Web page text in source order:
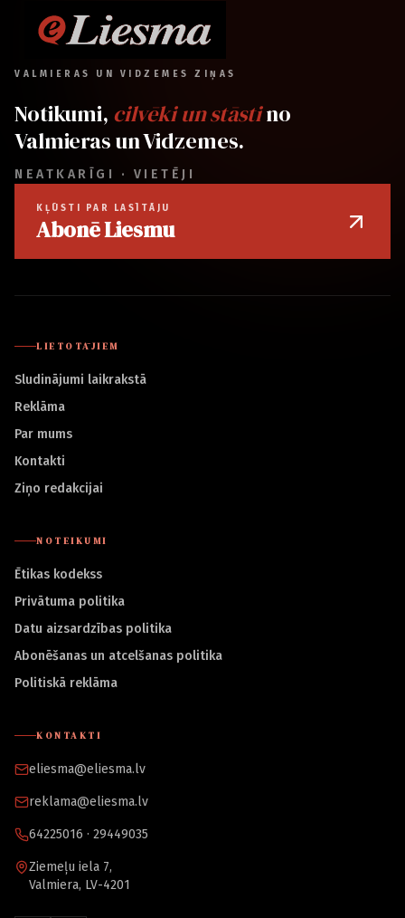
VALMIERAS UN VIDZEMES ZIŅAS
Notikumi, cilvēki un stāstino
Valmieras un Vidzemes.
NEATKARĪGI · VIETĒJI
KĻŪSTI PAR LASĪTĀJU
Abonē Liesmu
LIETOTĀJIEM
Sludinājumi laikrakstā
Reklāma
Par mums
Kontakti
Ziņo redakcijai
NOTEIKUMI
Ētikas kodekss
Privātuma politika
Datu aizsardzības politika
Abonēšanas un atcelšanas politika
Politiskā reklāma
KONTAKTI
eliesma@eliesma.lv
reklama@eliesma.lv
64225016 · 29449035
Ziemeļu iela 7,
Valmiera, LV-4201